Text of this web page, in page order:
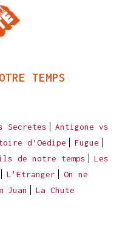
TEMPS
Secretes
Antigone vs
d’Oedipe
Fugue
de notre temps
Les
L'Etranger
On ne
Juan La Chute